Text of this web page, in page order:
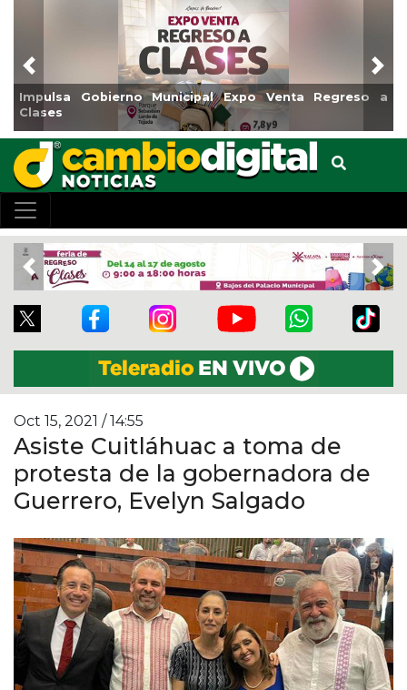
Municipal Expo Venta Regreso a
Reabrirá
Previous
Previous
Oct 15, 2021 / 14:55
Asiste Cuitláhuac a toma de
protesta de la gobernadora de
Guerrero, Evelyn Salgado